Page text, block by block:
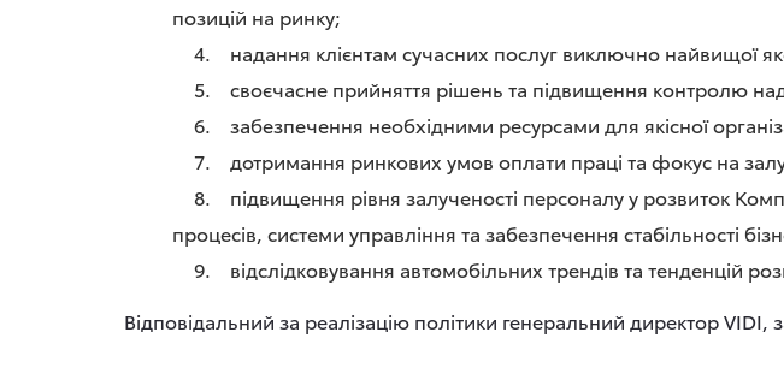
позицій на ринку;
надання клієнтам сучасних послуг виключно найвищої
своєчасне прийняття рішень та підвищення контролю
забезпечення необхідними ресурсами для якісної
дотримання ринкових умов оплати праці та фокус на
підвищення рівня залученості персоналу у розвиток
процесів, системи управління та забезпечення стабільності
відслідковування автомобільних трендів та тенденцій
Відповідальний за реалізацію політики генеральний директор VIDI,